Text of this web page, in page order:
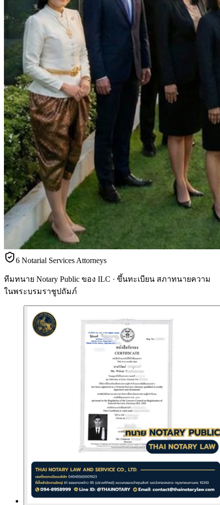
6 Notarial Services Attorneys
ทีมทนาย Notary Public ของ ILC · ขึ้นทะเบียน สภาทนายความ
ในพระบรมราชูปถัมภ์